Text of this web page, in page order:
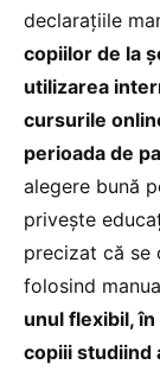
declarațiile
copiilor de la
utilizarea
cursurile
perioada de
alegere bună
priveşte
precizat că se
folosind
unul flexibil,
copiii studiind